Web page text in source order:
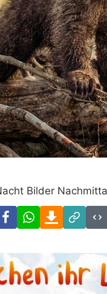
Bilder
FacebookWhatsAppDownload
Link